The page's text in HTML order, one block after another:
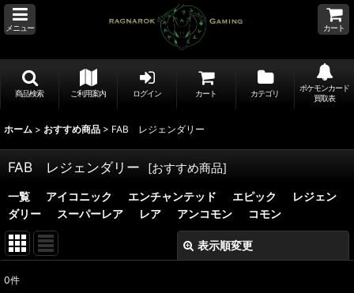
メニュー カート
商品検索 ご利用案内 ログイン カート カテゴリ
ポケモンカード
買取表
ホーム > おすすめ商品 > FAB レジェンダリー
FAB レジェンダリー [おすすめ商品]
一覧 アイコニック エンチャンテッド エピック
レジェン
ダリー
スーパーレア レア アンコモン コモン
表示順変更
0件